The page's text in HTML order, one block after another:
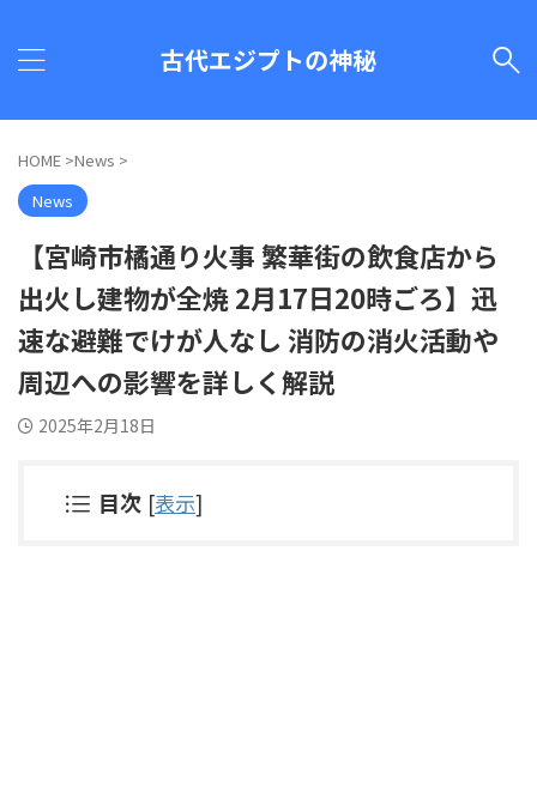
古代エジプトの神秘
HOME >News >
News
【宮崎市橘通り火事 繁華街の飲食店から
出火し建物が全焼 2月17日20時ごろ】迅
速な避難でけが人なし 消防の消火活動や
周辺への影響を詳しく解説
2025年2月18日
目次 [表示]